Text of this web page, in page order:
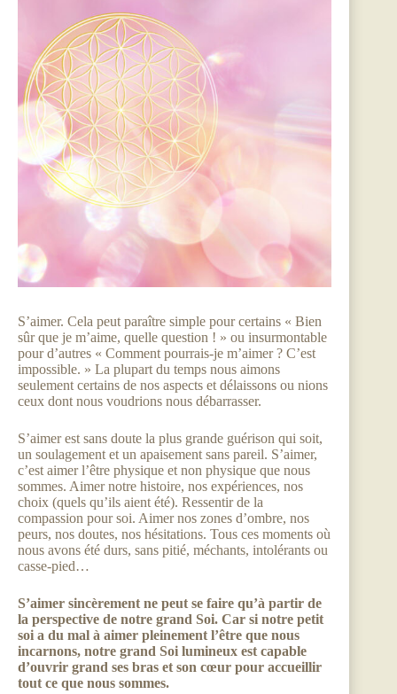
S’aimer. Cela peut paraître simple pour certains « Bien
sûr que je m’aime, quelle question ! » ou insurmontable
pour d’autres « Comment pourrais-je m’aimer ? C’est
impossible. » La plupart du temps nous aimons
seulement certains de nos aspects et délaissons ou nions
ceux dont nous voudrions nous débarrasser.
S’aimer est sans doute la plus grande guérison qui soit,
un soulagement et un apaisement sans pareil. S’aimer,
c’est aimer l’être physique et non physique que nous
sommes. Aimer notre histoire, nos expériences, nos
choix (quels qu’ils aient été). Ressentir de la
compassion pour soi. Aimer nos zones d’ombre, nos
peurs, nos doutes, nos hésitations. Tous ces moments où
nous avons été durs, sans pitié, méchants, intolérants ou
casse-pied…
S’aimer sincèrement ne peut se faire qu’à partir de
la perspective de notre grand Soi. Car si notre petit
soi a du mal à aimer pleinement l’être que nous
incarnons, notre grand Soi lumineux est capable
d’ouvrir grand ses bras et son cœur pour accueillir
tout ce que nous sommes.